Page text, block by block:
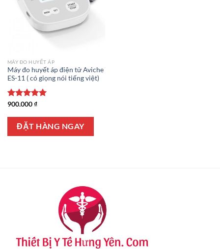
MÁY ĐO HUYẾT ÁP
Máy đo huyết áp điện tử Aviche
ES-11 ( có giọng nói tiếng việt)
Được xếp
5 sao
900.000₫
ĐẶT HÀNG NGAY